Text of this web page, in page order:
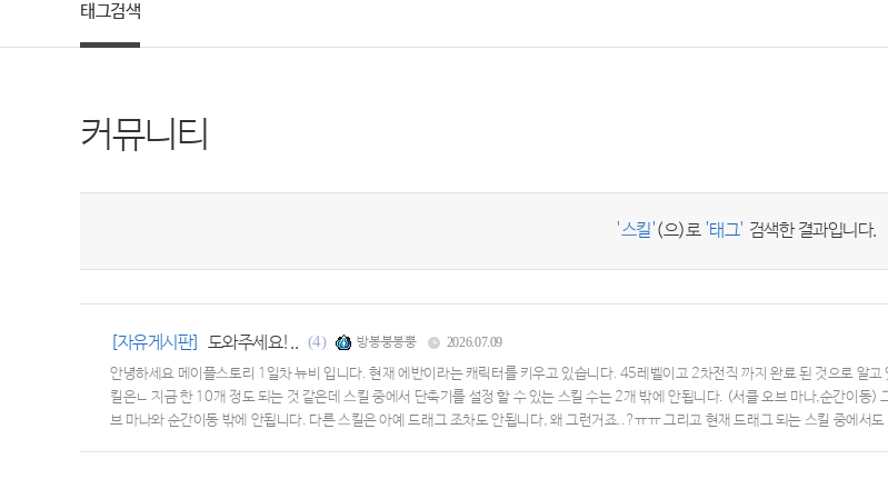
태그검색
커뮤니티
'스킬'(으)로 '태그' 검색한 결과입니다.
[자유게시판] 도와주세요!.. (4) 방봉붕봉뿡 2026.07.09
안녕하세요 메이플스토리 1일차 뉴비 입니다. 현재 에반이라는 캐릭터를 키우고 있습니다. 45레벨이고 2차전직 까지 완료 된 것으로 알
킬은ㄴ 지금 한 10개 정도 되는 것 같은데 스킬 중에서 단축기를 설정 할 수 있는 스킬 수는 2개 밖에 안됩니다. (서클 오브 마나,순간이동
브 마나와 순간이동 밖에 안됩니다. 다른 스킬은 아예 드래그 조차도 안됩니다, 왜 그런거죠..?ㅠㅠ 그리고 현재 드래그 되는 스킬 중에서